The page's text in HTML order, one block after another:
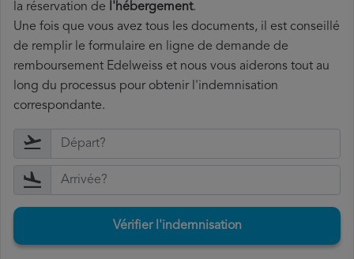
la réservation de l'hébergement.
Une fois que vous avez tous les documents, il est conseillé
de remplir le formulaire en ligne de demande de
remboursement Edelweiss et nous vous aiderons tout au
long du processus pour obtenir l'indemnisation
correspondante.
Vérifier l'indemnisation